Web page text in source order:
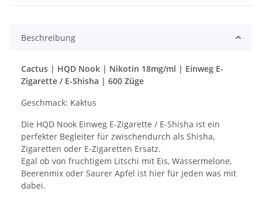
Beschreibung
Cactus | HQD Nook | Nikotin 18mg/ml | Einweg E-
Zigarette / E-Shisha | 600 Züge
Geschmack: Kaktus
Die HQD Nook Einweg E-Zigarette / E-Shisha ist ein
perfekter Begleiter für zwischendurch als Shisha,
Zigaretten oder E-Zigaretten Ersatz.
Egal ob von fruchtigem Litschi mit Eis, Wassermelone,
Beerenmix oder Saurer Apfel ist hier für jeden was mit
dabei.